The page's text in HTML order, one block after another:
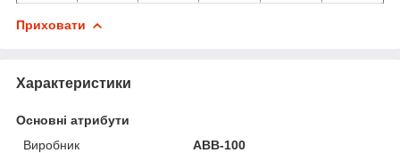
Приховати
Характеристики
Основні атрибути
Виробник
АВВ-100